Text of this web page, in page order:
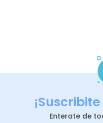
Enterate de